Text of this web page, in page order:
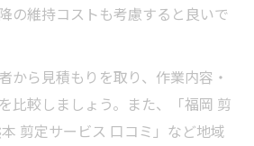
の維持コストも考慮すると良いで
から見積もりを取り、作業内容・
比較しましょう。また、「福岡 剪
剪定サービス 口コミ」など地域